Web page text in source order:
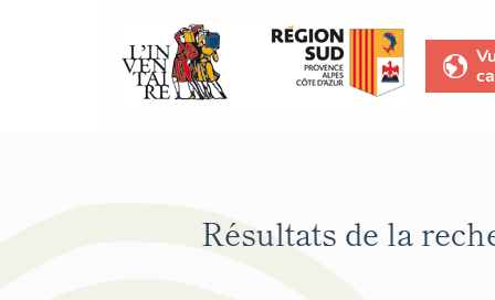
Résultats de la